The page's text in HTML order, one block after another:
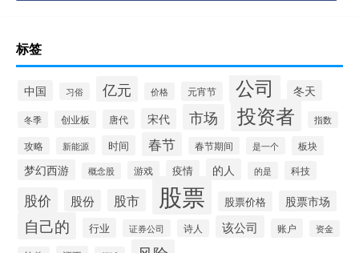
标签
中国 习俗 亿元 价格 元宵节 公司 冬天
冬季 创业板 唐代 宋代 市场 投资者 指数
攻略 新能源 时间 春节 春节期间 是一个 板块
梦幻西游 概念股 游戏 疫情 的人 的是 科技
股价 股份 股市 股票 股票价格 股票市场
自己的 行业 证券公司 诗人 该公司 账户 资金